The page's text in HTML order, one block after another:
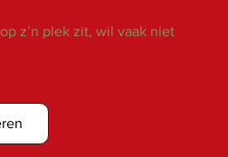
z’n plek zit, wil vaak niet